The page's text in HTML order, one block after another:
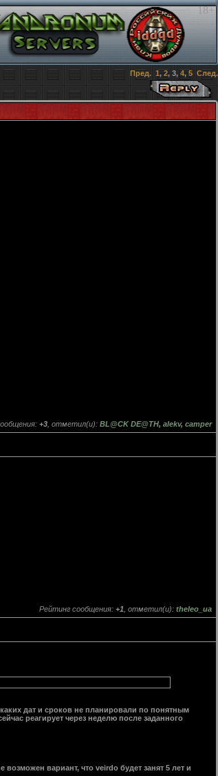
18+
Пред. 1,2, 3,4,5 След.
+3 , отметил(и): BL@CK DE@TH, alekv, camper
Рейтинг сообщения: +1 , отметил(и): theleo_ua
дат и сроков не планировали по понятным
реагирует через неделю после заданного
вариант, что veirdo будет занят 5 лет и